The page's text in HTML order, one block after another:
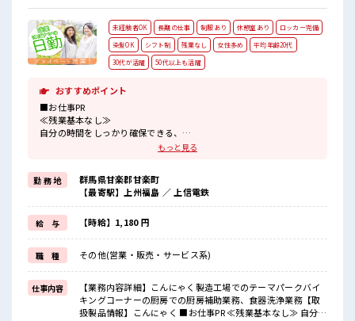
未経験者OK 長期の仕事 制服あり 休憩室あり
ロッカー完備
染髪OK
シフト制 残業なし 女性多め
平均年齢20代
30代が活躍
50代以上も活躍
おすすめポイント
■お仕事PR
≪残業基本なし≫
自分の時間をしっかり確保できる、
≪女性も働きやすい職場≫
もちろん男性の応募も歓迎ですよ！
≪髪色自由で自分らしく働く≫
明るすぎたり奇抜でなければ基本的に自由！
(規定有)≪動きやすい制服アリ≫
制服があるので、
毎日の服装の悩み解消♪
≪自分に向いている仕事が探せる≫
困った事などがあれば、
担当がしっかりサポートします！
■職場の雰囲気
もっと見る
勤 務 地
群馬県甘楽郡甘楽町
【最寄駅】上州福島 ／ 上信電鉄
給 与 【時給】1,180 円
職 種 その他(営業・販売・サービス系)
仕事内容
【業務内容詳細】こんにゃく製造工場でのテーマパークバイ
キングコーナーの厨房での厨房補助業務、食器洗浄業務【取
扱製品情報】こんにゃく ■お仕事PR ≪残業基本なし≫ 自分の